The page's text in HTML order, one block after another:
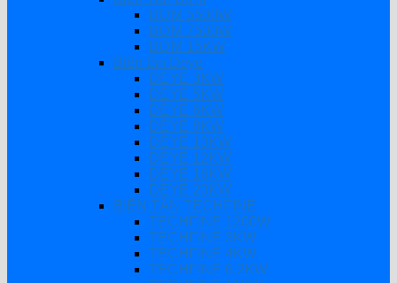
BƠM 5500W
BƠM 7500W
BƠM 15KW
Biến tần Deye
DEYE 3KW
DEYE 5KW
DEYE 6KW
DEYE 8KW
DEYE 10KW
DEYE 12KW
DEYE 16KW
DEYE 20KW
BIẾN TẦN TECHFINE
TECHFINE 1200W
TECHFINE 3KW
TECHFINE 4KW
TECHFINE 6.2KW